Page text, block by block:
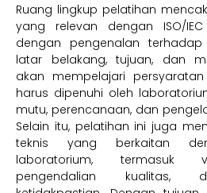
Ruang lingkup pelatihan
yang relevan dengan ISO/
dengan pengenalan
latar belakang, tujuan, dan
akan mempelajari
harus dipenuhi oleh
mutu, perencanaan, dan
Selain itu, pelatihan ini juga
teknis yang berkaitan
laboratorium, termasuk
pengendalian kualitas,